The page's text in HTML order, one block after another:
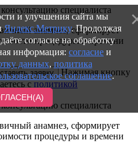
и улучшения сайта мы
Яндекс.Метрику. Продолжая
согласие на обработку
информация: согласие и
данных, политика
соглашение.
специалиста
анамнез, сформирует
процедуры и времени
заявку
Нажимая кнопку
с политикой
специалиста
анамнез, сформирует
процедуры и времени